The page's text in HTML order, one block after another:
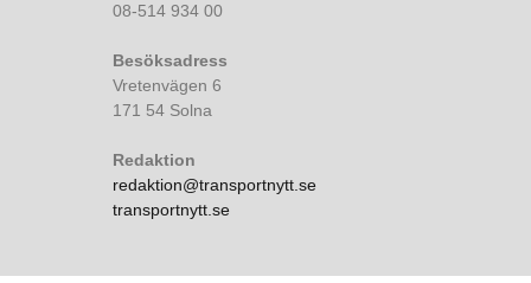
08-514 934 00
Besöksadress
Vretenvägen 6
171 54 Solna
Redaktion
redaktion@transportnytt.se
transportnytt.se